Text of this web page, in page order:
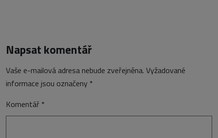
Napsat komentář
Vaše e-mailová adresa nebude zveřejněna. Vyžadované
informace jsou označeny *
Komentář *